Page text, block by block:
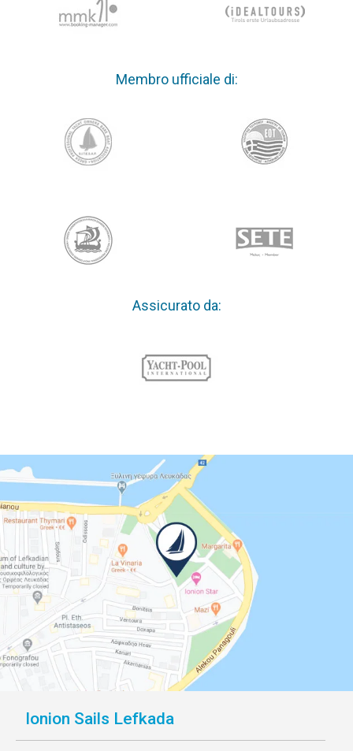
Membro ufficiale di:
Assicurato da:
Ionion Sails Lefkada